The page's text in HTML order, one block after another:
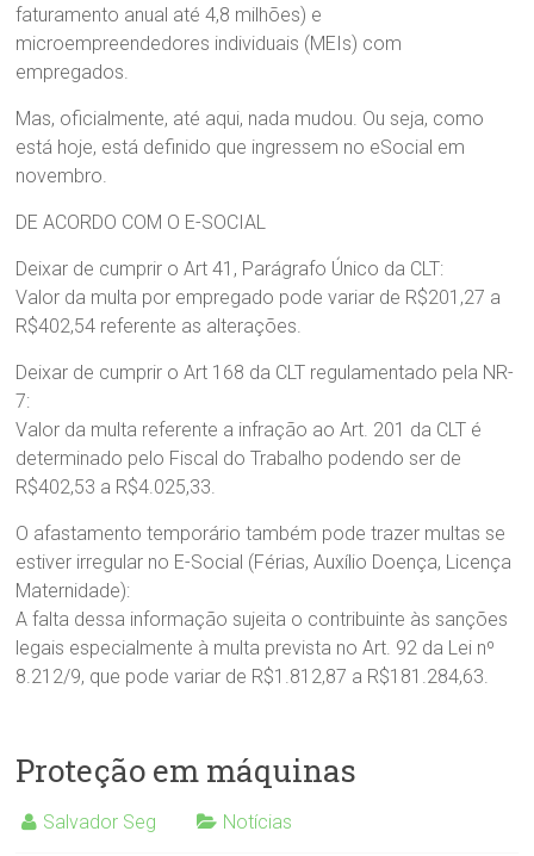
faturamento anual até 4,8 milhões) e
microempreendedores individuais (MEIs) com
empregados.
Mas, oficialmente, até aqui, nada mudou. Ou seja, como
está hoje, está definido que ingressem no eSocial em
novembro.
DE ACORDO COM O E-SOCIAL
Deixar de cumprir o Art 41, Parágrafo Único da CLT:
Valor da multa por empregado pode variar de R$201,27 a
R$402,54 referente as alterações.
Deixar de cumprir o Art 168 da CLT regulamentado pela NR-
7:
Valor da multa referente a infração ao Art. 201 da CLT é
determinado pelo Fiscal do Trabalho podendo ser de
R$402,53 a R$4.025,33.
O afastamento temporário também pode trazer multas se
estiver irregular no E-Social (Férias, Auxílio Doença, Licença
Maternidade):
A falta dessa informação sujeita o contribuinte às sanções
legais especialmente à multa prevista no Art. 92 da Lei nº
8.212/9, que pode variar de R$1.812,87 a R$181.284,63.
Proteção em máquinas
Salvador Seg Notícias